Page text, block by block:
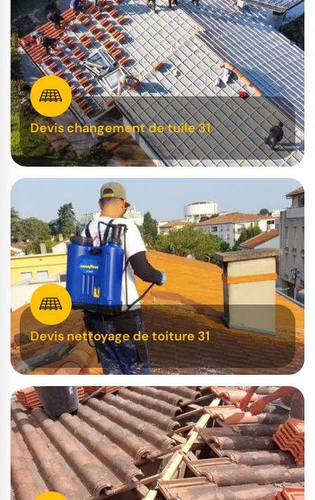
Devis changement de tuile 31
Devis nettoyage de toiture 31